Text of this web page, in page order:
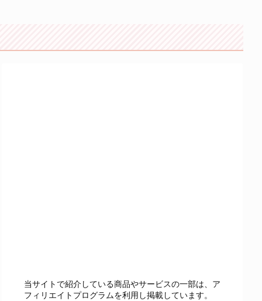
当サイトで紹介している商品やサービスの一部は、ア
フィリエイトプログラムを利用し掲載しています。